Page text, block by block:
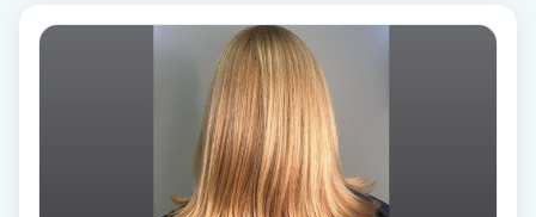
Gellack med förstärkning